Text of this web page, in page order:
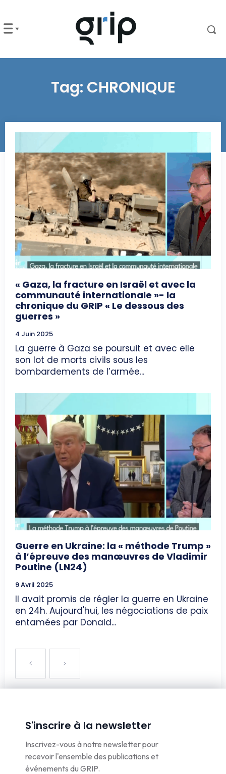
Tag: CHRONIQUE
« Gaza, la fracture en Israël et avec la
communauté internationale »- la
chronique du GRIP « Le dessous des
guerres »
4 Juin 2025
La guerre à Gaza se poursuit et avec elle
son lot de morts civils sous les
bombardements de l’armée...
Guerre en Ukraine: la « méthode Trump »
à l’épreuve des manœuvres de Vladimir
Poutine (LN24)
9 Avril 2025
Il avait promis de régler la guerre en Ukraine
en 24h. Aujourd'hui, les négociations de paix
entamées par Donald...
S'inscrire à la newsletter
Inscrivez-vous à notre newsletter pour
recevoir l'ensemble des publications et
événements du GRIP.